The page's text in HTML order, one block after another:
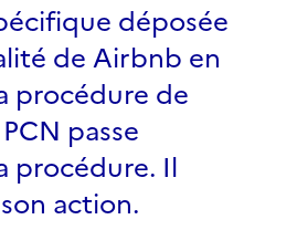
déposée
de Airbnb en
procédure de
passe
procédure. Il
action.